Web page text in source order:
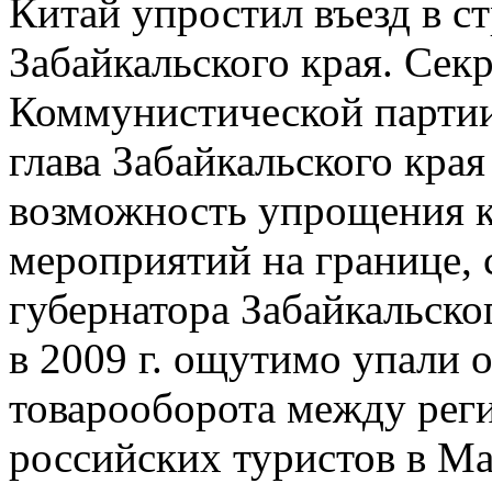
Китай упростил въезд в
Забайкальского края.
Коммунистической
глава Забайкальского
возможность упрощения
мероприятий на границе,
губернатора
в 2009 г. ощутимо упали
товарооборота между
российских туристов в